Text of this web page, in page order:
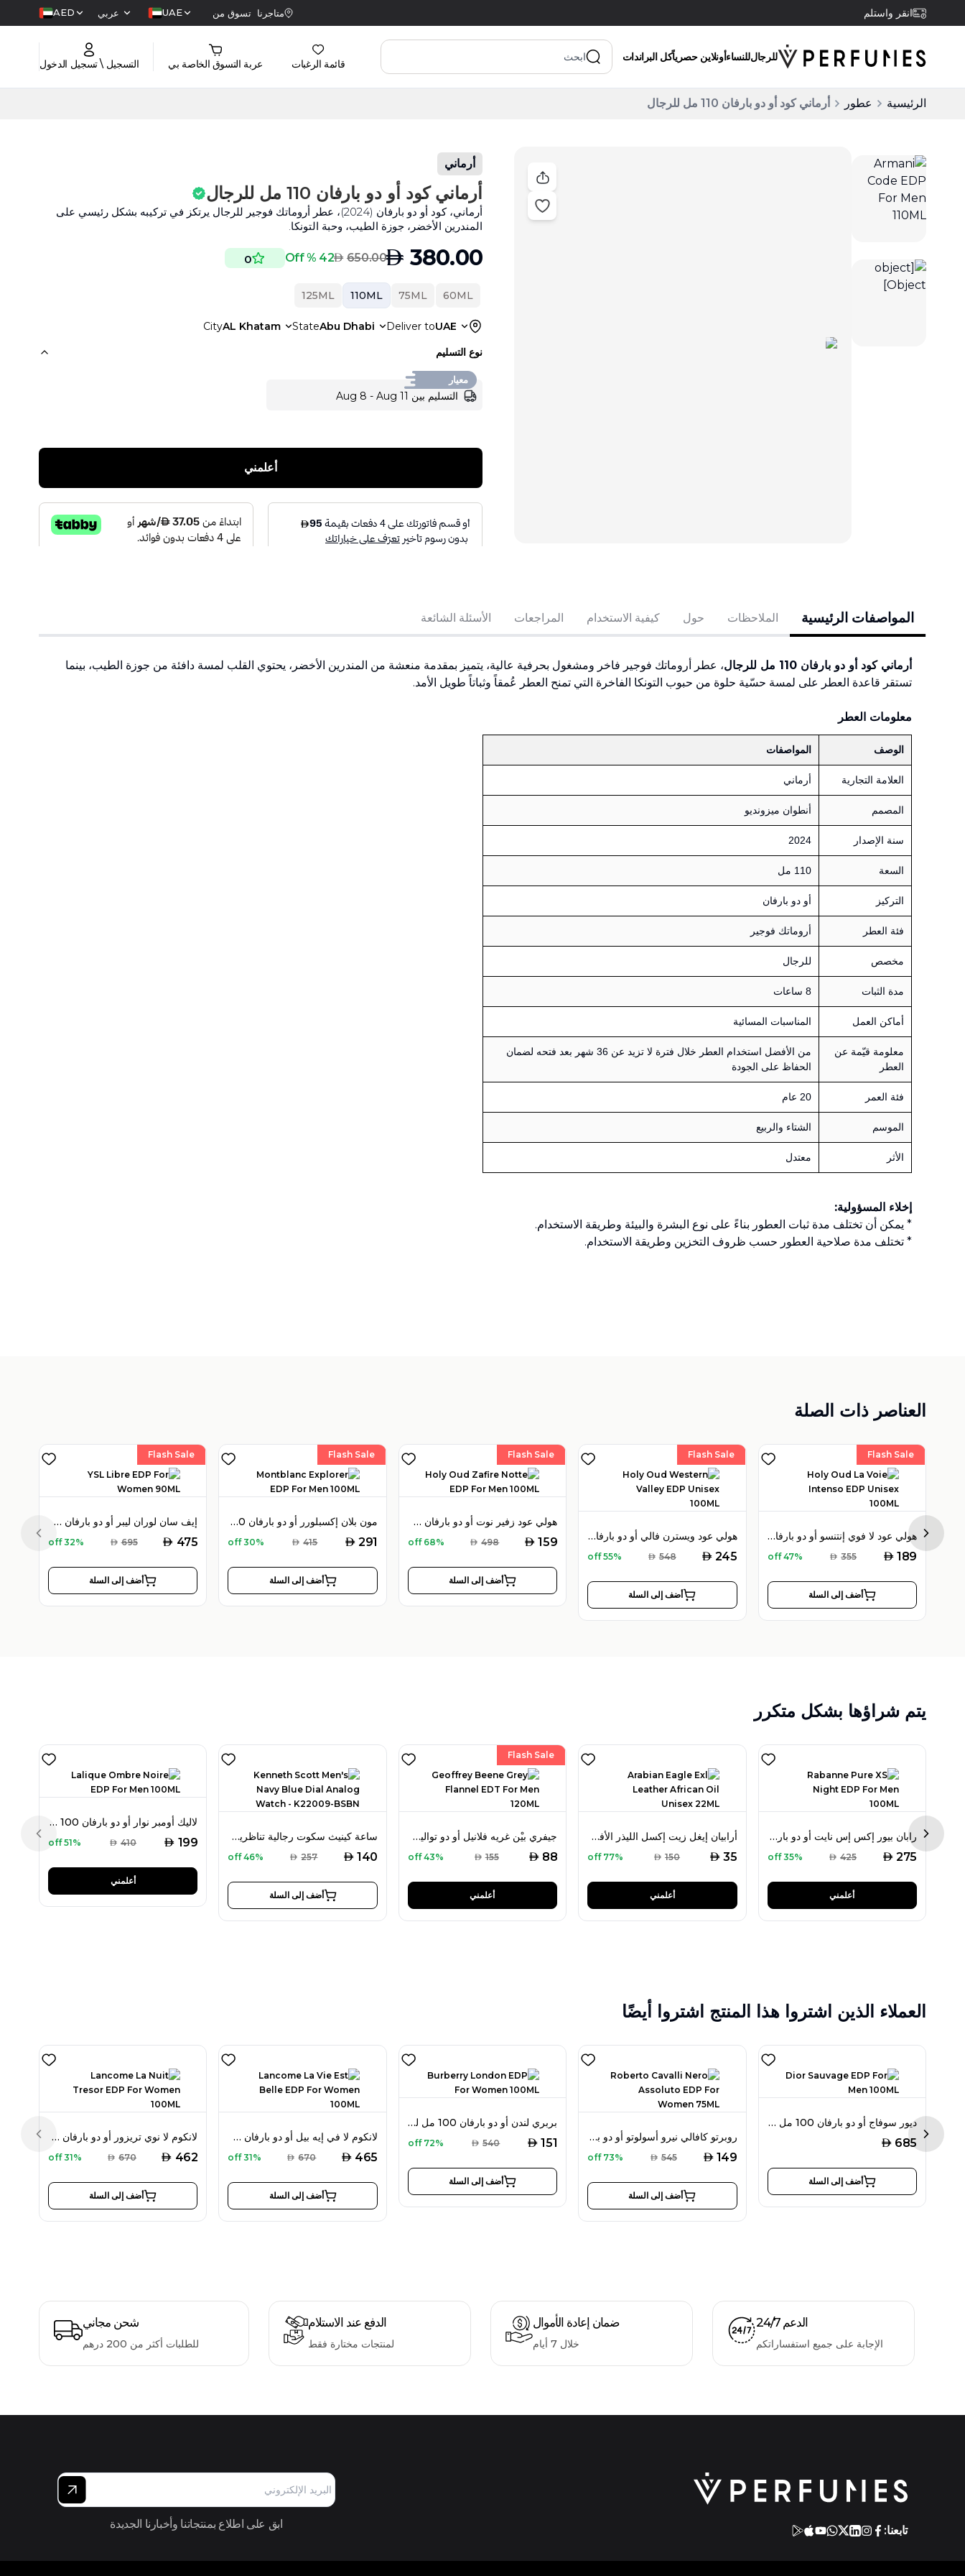
انقر واستلم متاجرنا تسوق من UAE عربي AED
للرجالللنساءأونلاين حصرياًكل البراندات
قائمة الرغبات عربة التسوق الخاصة بي التسجيل \ تسجيل الدخول
الرئيسية عطور أرماني كود أو دو بارفان 110 مل للرجال
أرماني
أرماني كود أو دو بارفان 110 مل للرجال
أرماني، كود أو دو بارفان (2024)، عطر أروماتك فوجير للرجال يرتكز في تركيبه بشكل رئيسي على
المندرين الأخضر، جوزة الطيب، وحبة التونكا.
AED 380.00
AED 650.00
42 % Off
0
60ML
75ML
110ML
125ML
Deliver toUAE
StateAbu Dhabi
CityAL Khatam
نوع التسليم
معيار
التسليم بين Aug 8 - Aug 11
أعلمني
تباع بواسطة:
(
14
)
المواصفات الرئيسية الملاحظات حول كيفية الاستخدام المراجعات الأسئلة الشائعة
أرماني كود أو دو بارفان 110 مل للرجال
، عطر أروماتك فوجير فاخر ومشغول بحرفية عالية، يتميز بمقدمة منعشة من المندرين الأخضر، يحتوي القلب لمسة دافئة من جوزة الطيب، بينما
تستقر قاعدة العطر على لمسة حسّية حلوة من حبوب التونكا الفاخرة التي تمنح العطر عُمقاً وثباتاً طويل الأمد.
معلومات العطر
الوصف المواصفات
العلامة التجارية أرماني
المصمم أنطوان ميزونديو
سنة الإصدار 2024
السعة 110 مل
التركيز أو دو بارفان
فئة العطر أروماتك فوجير
مخصص للرجال
مدة الثبات 8 ساعات
أماكن العمل المناسبات المسائية
معلومة قيّمة عن
العطر
من الأفضل استخدام العطر خلال فترة لا تزيد عن 36 شهر بعد فتحه لضمان
الحفاظ على الجودة
فئة العمر 20 عام
الموسم الشتاء والربيع
الأثر معتدل
إخلاء المسؤولية:
* يمكن أن تختلف مدة ثبات العطور بناءً على نوع البشرة والبيئة وطريقة الاستخدام.
* تختلف مدة صلاحية العطور حسب ظروف التخزين وطريقة الاستخدام.
العناصر ذات الصلة
Flash Sale
إيف سان لوران ليبر أو دو بارفان 90 مل للنساء
AED 475
AED 695
32% off
أضف إلى السلة
Flash Sale
مون بلان إكسبلورر أو دو بارفان 100 مل للرجال
AED 291
AED 415
30% off
أضف إلى السلة
Flash Sale
هولي عود زفير نوت أو دو بارفان 100 مل للرجال
AED 159
AED 498
68% off
أضف إلى السلة
Flash Sale
هولي عود ويسترن فالي أو دو بارفان 100 مل للجنسين
AED 245
AED 548
55% off
أضف إلى السلة
Flash Sale
هولي عود لا فوي إنتنسو أو دو بارفان 100 مل للجنسين
AED 189
AED 355
47% off
أضف إلى السلة
Previous slide Next
يتم شراؤها بشكل متكرر
لاليك أومبر نوار أو دو بارفان 100 مل للرجال
AED 199
AED 410
51% off
أعلمني
ساعة كينيث سكوت رجالية تناظرية بمينا أزرق كحلي موديل K22009-BSBN
AED 140
AED 257
46% off
أضف إلى السلة
Flash Sale
جيفري بيْن غريه فلانيل أو دو تواليت 120 مل للرجال
AED 88
AED 155
43% off
أعلمني
أرابيان إيغل زيت إكسل الليذر الأفريقي 22 مل للجنسين
AED 35
AED 150
77% off
أعلمني
رابان بيور إكس إس نايت أو دو بارفان 100 مل للرجال
AED 275
AED 425
35% off
أعلمني
Previous slide Next
العملاء الذين اشتروا هذا المنتج اشتروا أيضًا
لانكوم لا نوي تريزور أو دو بارفان 100 مل للنساء
AED 462
AED 670
31% off
أضف إلى السلة
لانكوم لا في إيه بيل أو دو بارفان 100 مل للنساء
AED 465
AED 670
31% off
أضف إلى السلة
بربري لندن أو دو بارفان 100 مل للنساء
AED 151
AED 540
72% off
أضف إلى السلة
روبرتو كافالي نيرو أسولوتو أو دو بارفان 75 مل للنساء
AED 149
AED 545
73% off
أضف إلى السلة
ديور سوفاج أو دو بارفان 100 مل للرجال
AED 685
أضف إلى السلة
Previous slide Next
شحن مجاني
للطلبات أكثر من 200 درهم
الدفع عند الاستلام
لمنتجات مختارة فقط
ضمان إعادة الأموال
خلال 7 أيام
الدعم 24/7
الإجابة على جميع استفساراتكم
تابعنا: ابق على اطلاع بمنتجاتنا وأخبارنا الجديدة